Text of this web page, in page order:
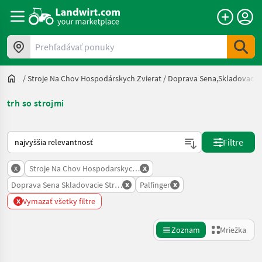
Prehľadávať ponuky
/Stroje Na Chov Hospodárskych Zvierat / Doprava Sena,skladovacie
trh so strojmi
Takto sa vykonáva triedenie na Landwirt.com
Filtre
x Stroje Na Chov Hospodarskych Zvierat
x
Doprava Sena Skladovacie Strojex Palfinger x
x Vymazať všetky filtre
Zoznam Mriežka